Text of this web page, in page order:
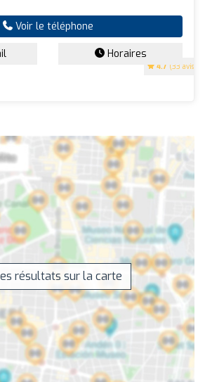
4.7 (33 avis)
Voir le téléphone
Horaires
résultats sur la carte